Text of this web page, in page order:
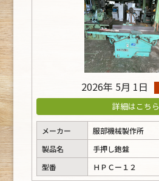
2026年 5月 1日
詳細はこちら
メーカー
服部機械製作所
製品名
手押し鉋盤
型番
ＨＰＣー１２